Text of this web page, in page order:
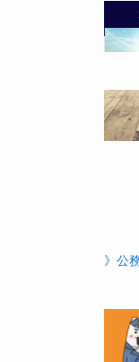
》公